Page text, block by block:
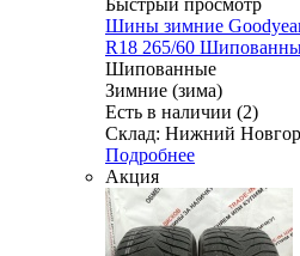
Шины зимние
R18 265/60
Шипованные
Зимние (зима)
Есть в наличии (2)
Склад: Нижний
Подробнее
Акция